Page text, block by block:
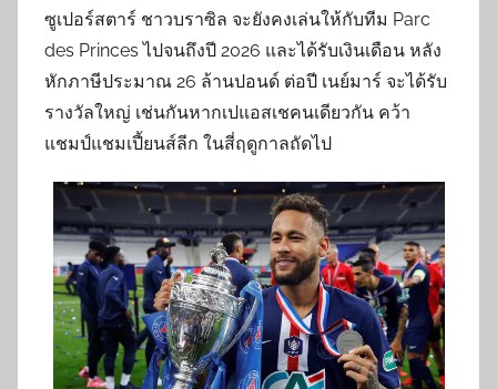
ซูเปอร์สตาร์ ชาวบราซิล จะยังคงเล่นให้กับทีม Parc
des Princes ไปจนถึงปี 2026 และได้รับเงินเดือน หลัง
หักภาษีประมาณ 26 ล้านปอนด์ ต่อปี เนย์มาร์ จะได้รับ
รางวัลใหญ่ เช่นกันหากเปแอสเชคนเดียวกัน คว้า
แชมป์แชมเปี้ยนส์ลีก ในสี่ฤดูกาลถัดไป